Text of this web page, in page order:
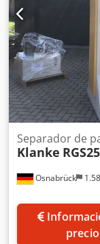
Osnabrück
Separador de
Klanke
Información de
precio